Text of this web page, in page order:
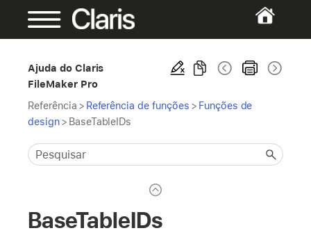
Ajuda do Claris
FileMaker Pro
Referência > Referência de funções > Funções de
design> BaseTableIDs
BaseTableIDs